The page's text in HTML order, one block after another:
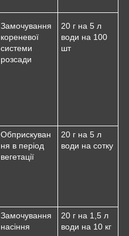
Замочування
кореневої
системи
розсади
20 г на 5 л
води на 100
шт
Обприскуван
ня в період
вегетації
20 г на 5 л
води на сотку
Замочування
насіння
20 г на 1,5 л
води на 10 кг